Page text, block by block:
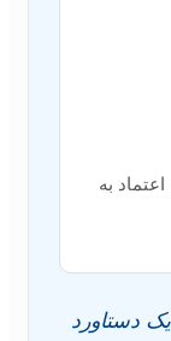
به
دستاورد